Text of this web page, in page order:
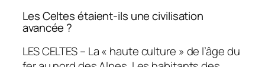
Les Celtes étaient-ils une civilisation
avancée ?
LES CELTES – La « haute culture » de l’âge du